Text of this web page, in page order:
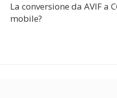
La conversione da AVIF a
mobile?